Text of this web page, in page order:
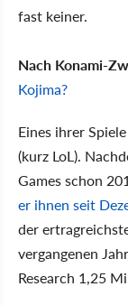
fast keiner.
Nach Konami-
Kojima?
Eines ihrer
(kurz LoL).
Games schon
er ihnen seit
der
vergangenen
Research 1,25